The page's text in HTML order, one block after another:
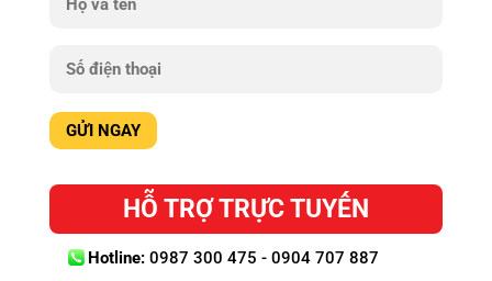
HỖ TRỢ TRỰC TUYẾN
Hotline:0987 300 475 - 0904 707 887